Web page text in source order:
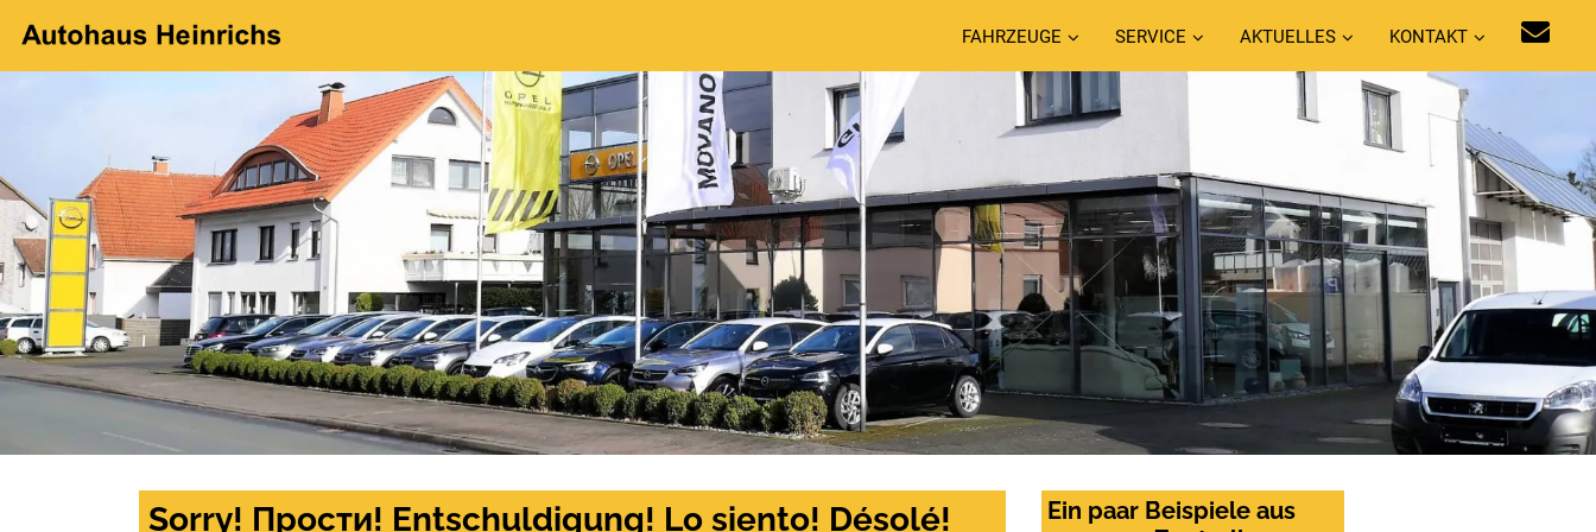
FAHRZEUGE SERVICE AKTUELLES KONTAKT
Sorry! Прости! Entschuldigung! Lo siento! Désolé!
Ein paar Beispiele aus